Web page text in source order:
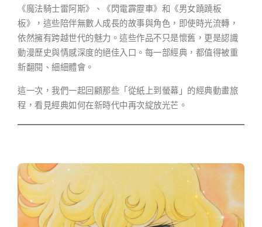
《魔法騎士雷阿斯》、《閃電霹靂車》和《男女蹺蹺板
板》，這些陪伴無數人成長的故事與角色，即使時光流轉，
依然擁有跨越世代的魅力。這些作品不只是懷舊，更是認識
動漫歷史與情感深度的絕佳入口。每一部經典，都值得被重
新翻閱、細細體會。
這一次，我們一起回顧那些「從紙上到螢幕」的經典動畫旅
程，看見經典如何在新時代中再次綻放光芒。